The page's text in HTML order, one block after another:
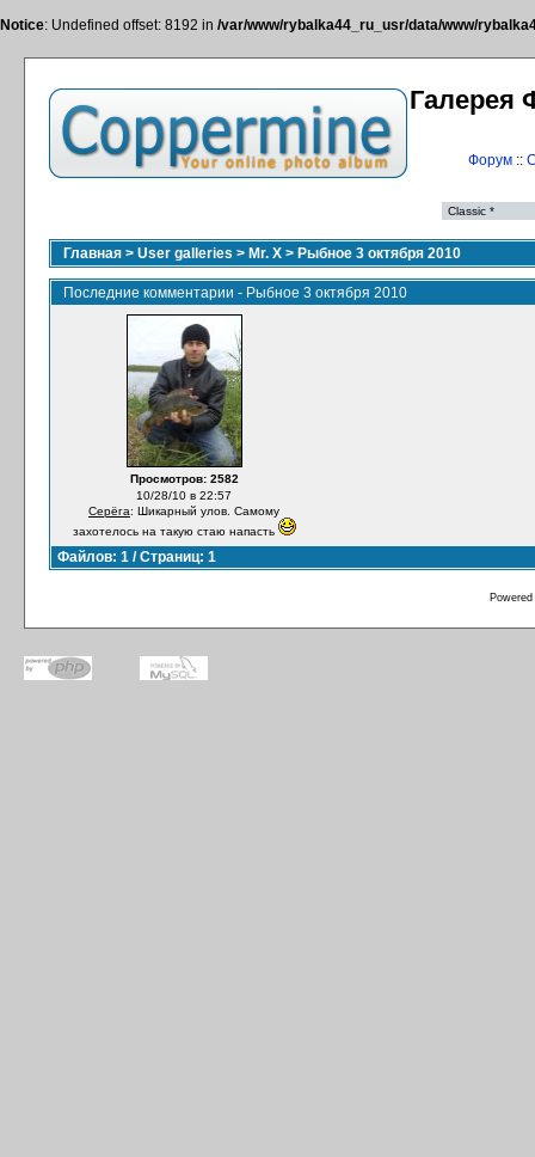
Notice: Undefined offset: 8192 in /var/www/rybalka44_ru_usr/data/www/
Галерея
Форум::
Главная > User galleries > Mr. X > Рыбное 3 октября 2010
Последние комментарии - Рыбное 3 октября 2010
Просмотров: 2582
10/28/10 в 22:57
Серёга: Шикарный улов. Самому
захотелось на такую стаю напасть
Файлов: 1 / Страниц: 1